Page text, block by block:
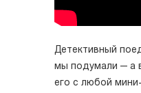
Детективный
мы подумали — а
его с любой